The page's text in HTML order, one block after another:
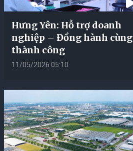
Hưng Yên: Hỗ trợ doanh
nghiệp – Đồng hành cùng
thành công
11/05/2026 05:10